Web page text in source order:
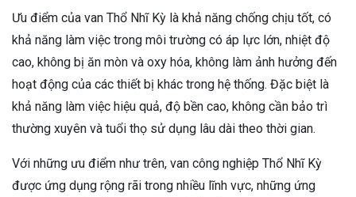
Ưu điểm của van Thổ Nhĩ Kỳ là khả năng chống chịu tốt, có
khả năng làm việc trong môi trường có áp lực lớn, nhiệt độ
cao, không bị ăn mòn và oxy hóa, không làm ảnh hưởng đến
hoạt động của các thiết bị khác trong hệ thống. Đặc biệt là
khả năng làm việc hiệu quả, độ bền cao, không cần bảo trì
thường xuyên và tuổi thọ sử dụng lâu dài theo thời gian.
Với những ưu điểm như trên, van công nghiệp Thổ Nhĩ Kỳ
được ứng dụng rộng rãi trong nhiều lĩnh vực, những ứng